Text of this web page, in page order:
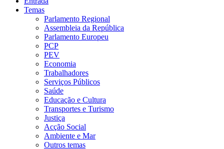
Temas
Parlamento Regional
Assembleia da República
Parlamento Europeu
PCP
PEV
Economia
Trabalhadores
Serviços Públicos
Saúde
Educação e Cultura
Transportes e Turismo
Justiça
Acção Social
Ambiente e Mar
Outros temas